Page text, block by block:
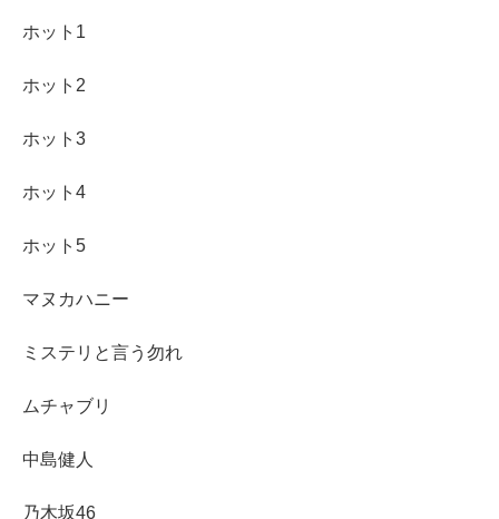
ホット1
ホット2
ホット3
ホット4
ホット5
マヌカハニー
ミステリと言う勿れ
ムチャブリ
中島健人
乃木坂46